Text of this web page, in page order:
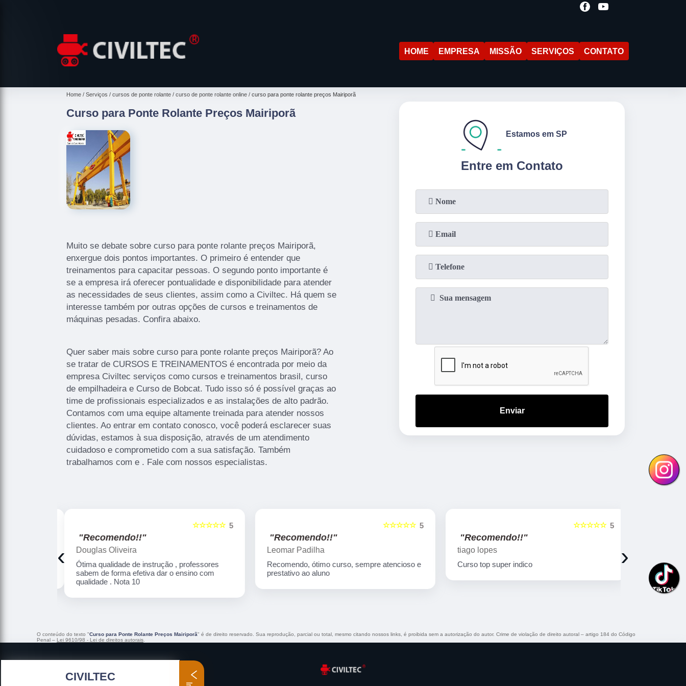
HOME EMPRESA MISSÃO SERVIÇOS CONTATO
Home Serviços cursos de ponte rolante curso de ponte rolante online curso para ponte rolante preços Mairiporã
Curso para Ponte Rolante Preços Mairiporã
Muito se debate sobre curso para ponte rolante preços Mairiporã,
enxergue dois pontos importantes. O primeiro é entender que
treinamentos para capacitar pessoas. O segundo ponto importante é
se a empresa irá oferecer pontualidade e disponibilidade para atender
as necessidades de seus clientes, assim como a Civiltec. Há quem se
interesse também por outras opções de cursos e treinamentos de
máquinas pesadas. Confira abaixo.
Quer saber mais sobre curso para ponte rolante preços Mairiporã? Ao
se tratar de CURSOS E TREINAMENTOS é encontrada por meio da
empresa Civiltec serviços como cursos e treinamentos brasil, curso
de empilhadeira e Curso de Bobcat. Tudo isso só é possível graças ao
time de profissionais especializados e as instalações de alto padrão.
Contamos com uma equipe altamente treinada para atender nossos
clientes. Ao entrar em contato conosco, você poderá esclarecer suas
dúvidas, estamos à sua disposição, através de um atendimento
cuidadoso e comprometido com a sua satisfação. Também
trabalhamos com e . Fale com nossos especialistas.
Entre em Contato
Estamos em SP
Enviar
5
☆☆☆☆☆
"Recomendo!!"
Douglas Oliveira
Ótima qualidade de instrução , professores
sabem de forma efetiva dar o ensino com
qualidade . Nota 10
5
☆☆☆☆☆
"Recomendo!!"
Leomar Padilha
Recomendo, ótimo curso, sempre atencioso e
prestativo ao aluno
5
☆☆☆☆☆
"Recomendo!!"
tiago lopes
Curso top super indico
Curso
qualificado!
‹ ›
O conteúdo do texto "Curso para Ponte Rolante Preços Mairiporã" é de direito reservado. Sua reprodução, parcial ou total, mesmo citando nossos links, é proibida sem a autorização do autor. Crime de violação de direito autoral – artigo 184 do Código
Penal – Lei 9610/98 - Lei de direitos autorais
CIVILTEC